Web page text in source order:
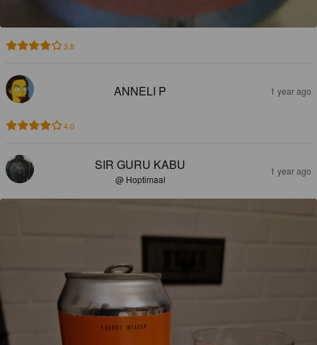
3.8
ANNELI P 1 year ago
4.0
SIR GURU KABU
@ Hoptimaal
1 year ago